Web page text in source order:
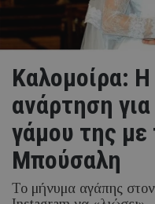
Καλομοίρα: Η
ανάρτηση
γάμου της με
Μπούσαλη
Το μήνυμα αγάπης